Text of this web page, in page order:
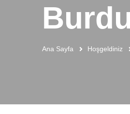
Ana Sayfa Hoşgeldiniz